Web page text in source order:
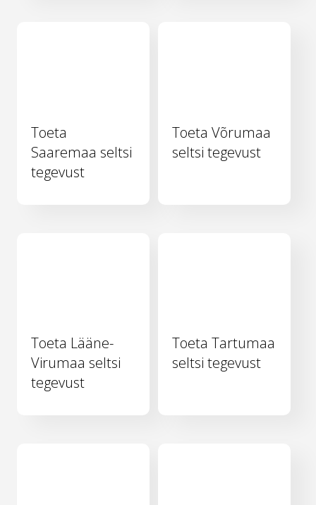
Toeta
Saaremaa seltsi
tegevust
Toeta Võrumaa
seltsi tegevust
Toeta Lääne-
Virumaa seltsi
tegevust
Toeta Tartumaa
seltsi tegevust